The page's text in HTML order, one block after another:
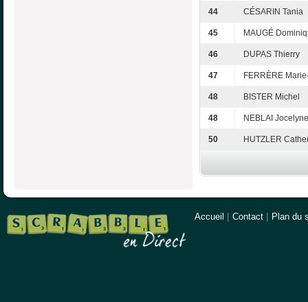
44 CÉSARIN Tania
45 MAUGÉ
46 DUPAS Thierry
47 FERRÈRE
48 BISTER Michel
48 NEBLAI Jocelyne
50 HUTZLER
Accueil Contact Plan du